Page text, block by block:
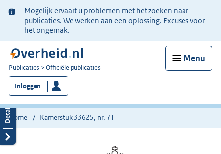
Ter
informatie:
Mogelijk ervaart u problemen met het zoeken naar
publicaties. We werken aan een oplossing. Excuses voor
het ongemak.
Menu
U
bent
nu
hier:
Publicaties Officiële publicaties
Inloggen
Home Kamerstuk 33625, nr. 71